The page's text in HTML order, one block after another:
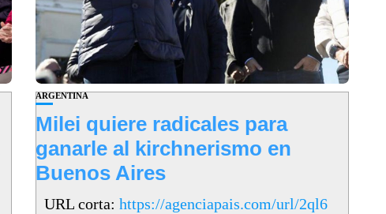
ARGENTINA
Milei quiere radicales para
ganarle al kirchnerismo en
Buenos Aires
URL corta:https://agenciapais.com/url/2ql6